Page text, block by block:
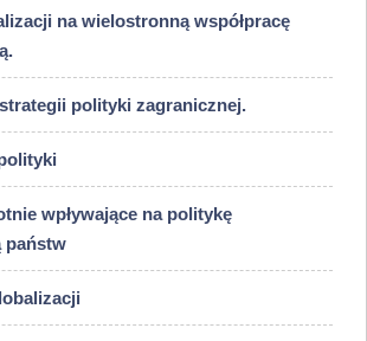
na wielostronną współpracę
polityki zagranicznej.
wpływające na politykę
państw